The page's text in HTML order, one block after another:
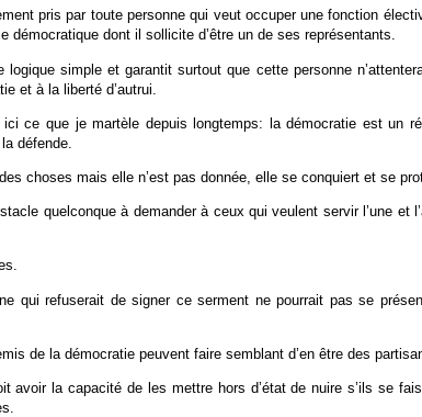
pris par toute personne qui veut occuper une fonction
démocratique dont il sollicite d’être un de ses représentants.
logique simple et garantit surtout que cette personne
et à la liberté d’autrui.
ce que je martèle depuis longtemps: la démocratie est un
défende.
choses mais elle n’est pas donnée, elle se conquiert et se
quelconque à demander à ceux qui veulent servir l’une et
qui refuserait de signer ce serment ne pourrait pas se
de la démocratie peuvent faire semblant d’en être des
avoir la capacité de les mettre hors d’état de nuire s’ils se